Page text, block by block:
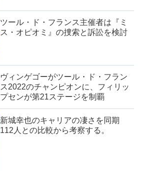
ツール・ド・フランス主催者は『ミ
ス・オピオミ』の捜索と訴訟を検討
ヴィンゲゴーがツール・ド・フラン
ス2022のチャンピオンに、フィリッ
プセンが第21ステージを制覇
新城幸也のキャリアの凄さを同期
112人との比較から考察する。